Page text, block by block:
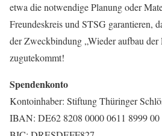
etwa die notwendige Planung oder
Freundeskreis und STSG garantieren,
der Zweckbindung „Wieder aufbau der
zugutekommt!
Spendenkonto
Kontoinhaber: Stiftung Thüringer
IBAN: DE62 8208 0000 0611 8999 00